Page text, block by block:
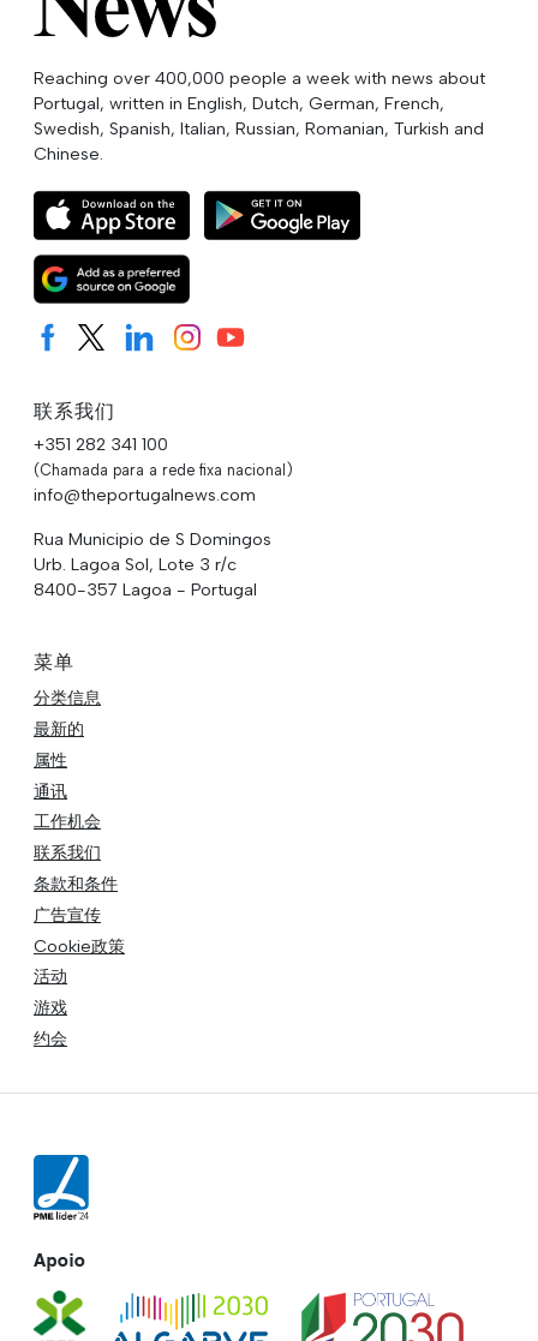
Reaching over 400,000 people a week with news about
Portugal, written in English, Dutch, German, French,
Swedish, Spanish, Italian, Russian, Romanian, Turkish and
Chinese.
联系我们
+351 282 341 100
(Chamada para a rede fixa nacional)
info@theportugalnews.com
Rua Municipio de S Domingos
Urb. Lagoa Sol, Lote 3 r/c
8400-357 Lagoa - Portugal
菜单
分类信息
最新的
属性
通讯
工作机会
联系我们
条款和条件
广告宣传
Cookie政策
活动
游戏
约会
Apoio